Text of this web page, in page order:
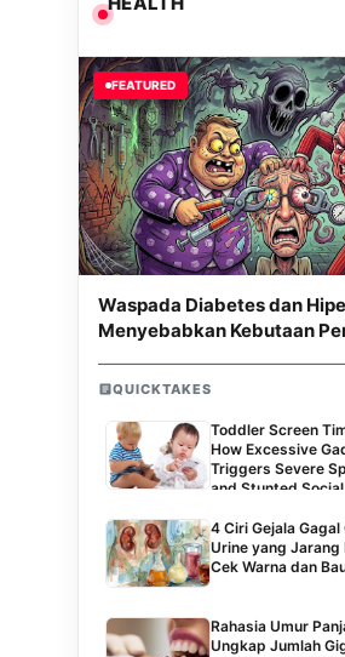
FEATURED
Waspada Diabetes dan
Menyebabkan Kebutaan
QUICKTAKES
Toddler Screen
How Excessive
Triggers Severe
and Stunted
4 Ciri Gejala Gagal
Urine yang Jarang
Cek Warna dan
Rahasia Umur
Ungkap Jumlah